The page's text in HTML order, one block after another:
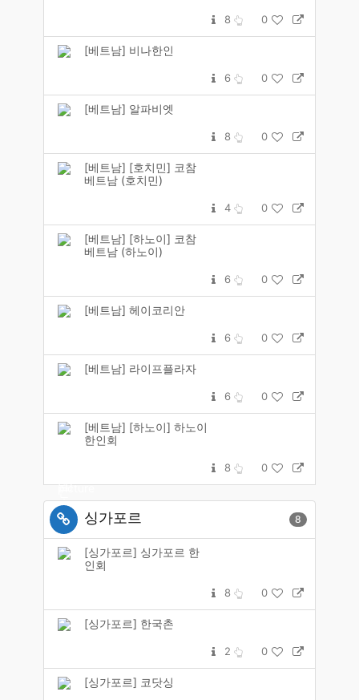
8 0
[베트남] 비나한인
6 0
[베트남] 알파비엣
8 0
[베트남] [호치민] 코참
베트남 (호치민)
4 0
[베트남] [하노이] 코참
베트남 (하노이)
6 0
[베트남] 헤이코리안
6 0
[베트남] 라이프플라자
6 0
[베트남] [하노이] 하노이
한인회
8 0
싱가포르 8
[싱가포르] 싱가포르 한
인회
8 0
[싱가포르] 한국촌
2 0
[싱가포르] 코닷싱